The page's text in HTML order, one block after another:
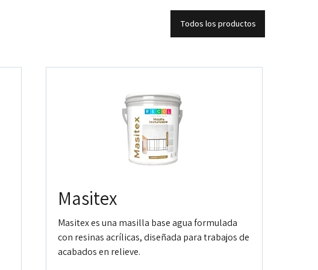
Todos los productos
Masitex
Masitex es una masilla base agua formulada
con resinas acrílicas, diseñada para trabajos de
acabados en relieve.